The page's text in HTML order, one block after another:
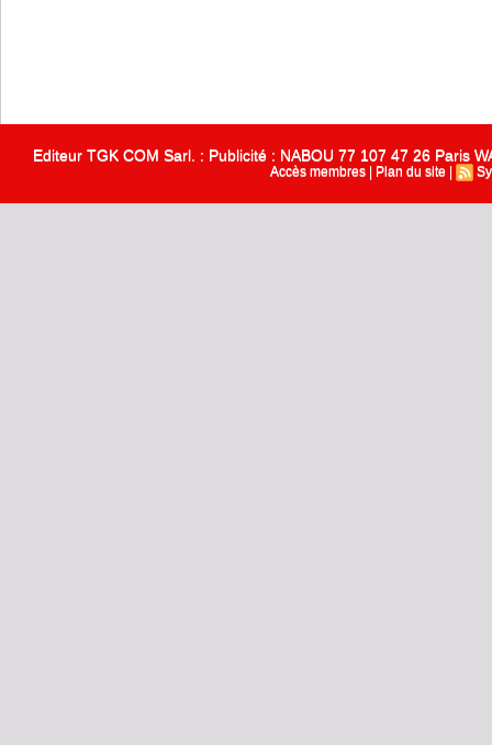
Editeur TGK COM Sarl. : Publicité : NABOU 77 107 47 26 Paris
Accès membres Plan du site